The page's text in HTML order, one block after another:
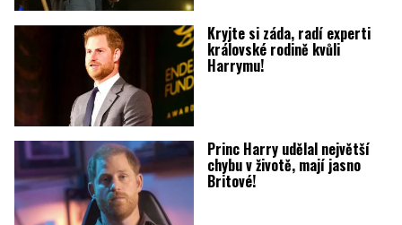
Kryjte si záda, radí experti
královské rodině kvůli
Harrymu!
Princ Harry udělal největší
chybu v životě, mají jasno
Britové!